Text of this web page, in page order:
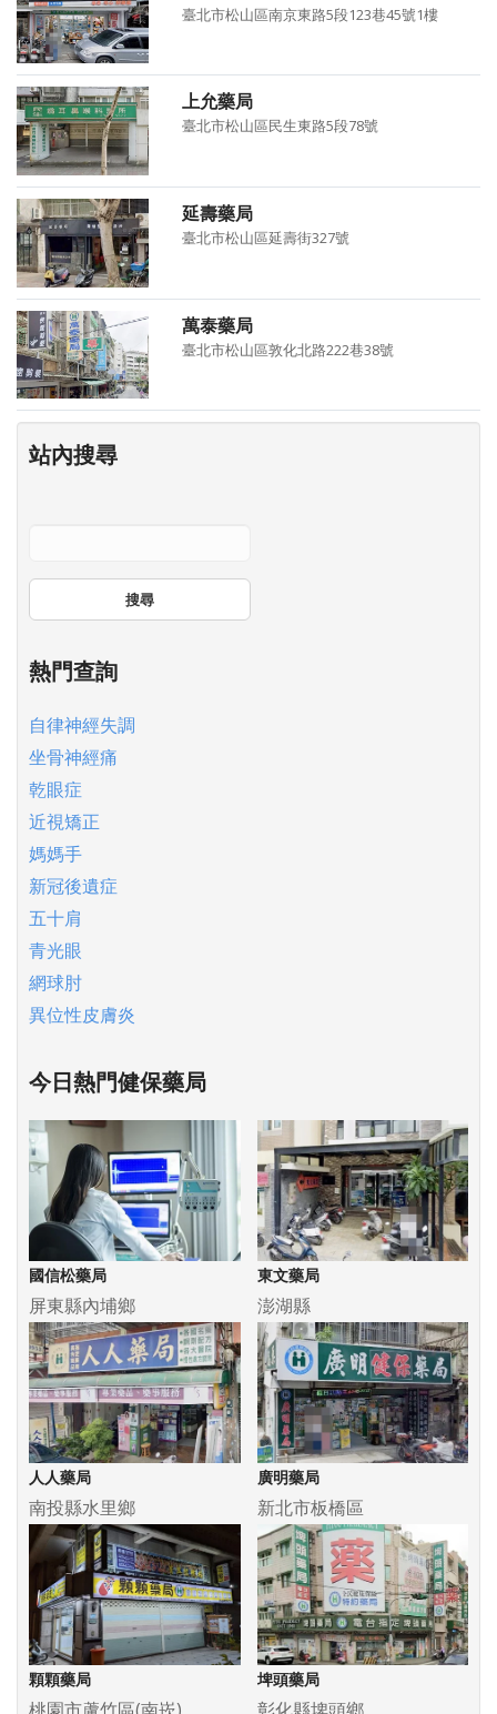
臺北市松山區南京東路5段123巷45號1樓
上允藥局
臺北市松山區民生東路5段78號
延壽藥局
臺北市松山區延壽街327號
萬泰藥局
臺北市松山區敦化北路222巷38號
站內搜尋
搜尋
熱門查詢
自律神經失調
坐骨神經痛
乾眼症
近視矯正
媽媽手
新冠後遺症
五十肩
青光眼
網球肘
異位性皮膚炎
今日熱門健保藥局
國信松藥局
屏東縣內埔鄉
東文藥局
澎湖縣
人人藥局
南投縣水里鄉
廣明藥局
新北市板橋區
顆顆藥局 埤頭藥局